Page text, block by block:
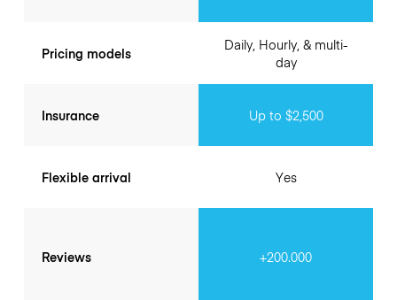
Pricing models
Insurance
Flexible arrival
Reviews
Daily, Hourly, & multi-
day
Up to $2,500
Yes
+200.000